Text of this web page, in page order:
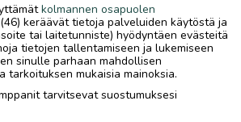
Ollut käytössä noin kolme
tarpeettomana. Toimii täydellisesti.
löytyy paitsi ulko anturin joutuu
irrottaessa uusi anturi maksaa 35
kolmannen osapuolen
keräävät tietoja palveluiden käytöstä ja
tai laitetunniste) hyödyntäen evästeitä
tietojen tallentamiseen ja lukemiseen
sinulle parhaan mahdollisen
tarkoituksen mukaisia mainoksia.
tarvitsevat suostumuksesi